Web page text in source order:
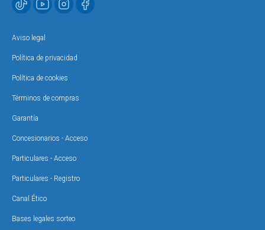
Aviso legal
Política de privacidad
Política de cookies
Términos de compras
Garantía
Concesionarios - Acceso
Particulares - Acceso
Particulares - Registro
Canal Ético
Bases legales sorteo